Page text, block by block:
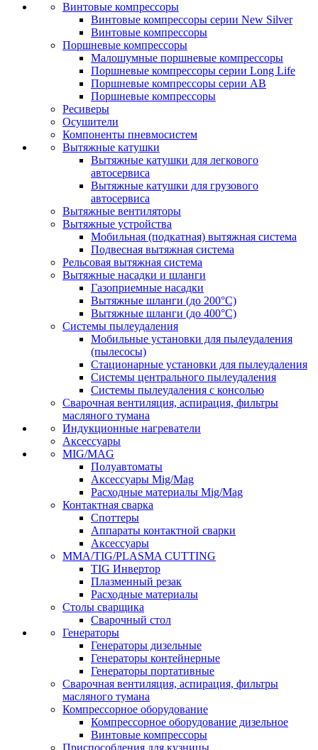
Винтовые компрессоры
Винтовые компрессоры серии New Silver
Винтовые компрессоры
Поршневые компрессоры
Малошумные поршневые компрессоры
Поршневые компрессоры серии Long Life
Поршневые компрессоры серии AB
Поршневые компрессоры
Ресиверы
Осушители
Компоненты пневмосистем
Вытяжные катушки
Вытяжные катушки для легкового
автосервиса
Вытяжные катушки для грузового
автосервиса
Вытяжные вентиляторы
Вытяжные устройства
Мобильная (подкатная) вытяжная система
Подвесная вытяжная система
Рельсовая вытяжная система
Вытяжные насадки и шланги
Газоприемные насадки
Вытяжные шланги (до 200°C)
Вытяжные шланги (до 400°C)
Системы пылеудаления
Мобильные установки для пылеудаления
(пылесосы)
Стационарные установки для пылеудаления
Системы центрального пылеудаления
Системы пылеудаления с консолью
Сварочная вентиляция, аспирация, фильтры
масляного тумана
Индукционные нагреватели
Аксессуары
MIG/MAG
Полуавтоматы
Аксессуары Mig/Mag
Расходные материалы Mig/Mag
Контактная сварка
Споттеры
Аппараты контактной сварки
Аксессуары
MMA/TIG/PLASMA CUTTING
TIG Инвертор
Плазменный резак
Расходные материалы
Столы сварщика
Сварочный стол
Генераторы
Генераторы дизельные
Генераторы контейнерные
Генераторы портативные
Сварочная вентиляция, аспирация, фильтры
масляного тумана
Компрессорное оборудование
Компрессорное оборудование дизельное
Винтовые компрессоры
Приспособления для кузницы